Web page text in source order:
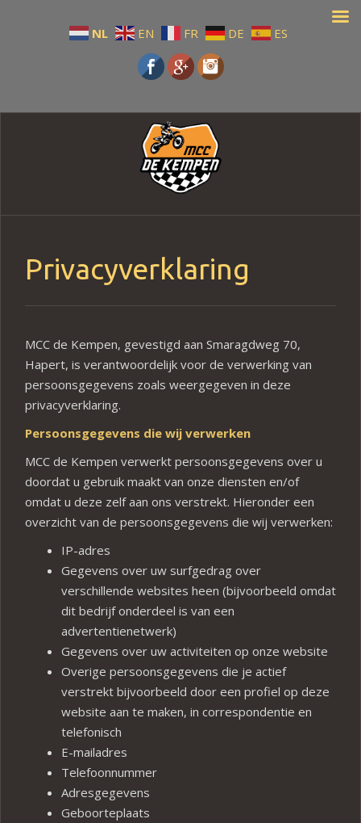
NL EN FR DE ES
Privacyverklaring
MCC de Kempen, gevestigd aan Smaragdweg 70,
Hapert, is verantwoordelijk voor de verwerking van
persoonsgegevens zoals weergegeven in deze
privacyverklaring.
Persoonsgegevens die wij verwerken
MCC de Kempen verwerkt persoonsgegevens over u
doordat u gebruik maakt van onze diensten en/of
omdat u deze zelf aan ons verstrekt. Hieronder een
overzicht van de persoonsgegevens die wij verwerken:
IP-adres
Gegevens over uw surfgedrag over
verschillende websites heen (bijvoorbeeld omdat
dit bedrijf onderdeel is van een
advertentienetwerk)
Gegevens over uw activiteiten op onze website
Overige persoonsgegevens die je actief
verstrekt bijvoorbeeld door een profiel op deze
website aan te maken, in correspondentie en
telefonisch
E-mailadres
Telefoonnummer
Adresgegevens
Geboorteplaats